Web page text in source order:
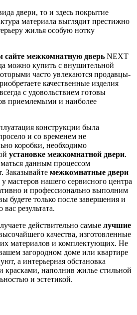
двери, то и здесь покрытие
материала выглядит престижно
жилья особую нотку
сайте межкомнатную дверь NEXT
можно купить с внушительной
часто увлекаются продавцы-
качественные изделия
с удовольствием готовы
приемлемыми и наиболее
конструкции была
и со временем не
коробки, необходимо
установке межкомнатной двери.
данным процессом
Заказывайте межкомнатные двери
у мастеров нашего сервисного центра
и профессионально выполним
будете только после завершения и
результата.
действительно самые лучшие
качества, изготовленные
материалов и комплектующих. Не
загородном доме или квартире
а интерьерная обстановка
красками, наполнив жилье стильной
и эстетикой.